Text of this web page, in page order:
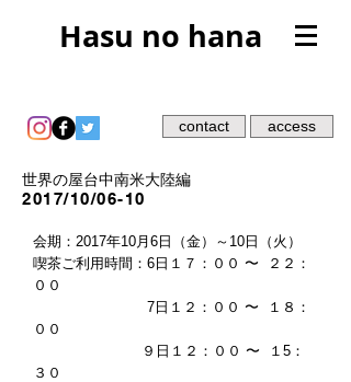
Hasu no hana
contact access
世界の屋台中南米大陸編
2017/10/06-10
会期：2017年10月6日（金）～10日（火）
喫茶ご利用時間：6日 １７：００ 〜 ２２：
００
7日１２：００ 〜 １８：
００
９日 １２：００ 〜 １5：
３０